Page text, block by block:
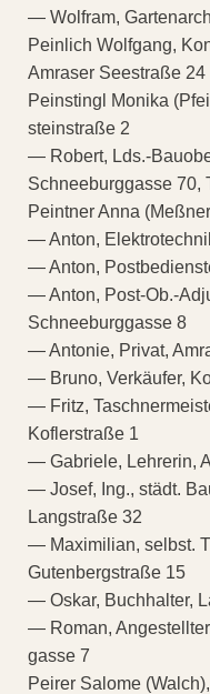
— Wolfram,
Peinlich Wolfgang,
Amraser Seestraße 24
Peinstingl Monika
steinstraße 2
— Robert, Lds.-
Schneeburggasse 70,
Peintner Anna
— Anton,
— Anton,
— Anton, Post-Ob.-
Schneeburggasse 8
— Antonie, Privat,
— Bruno, Verkäufer,
— Fritz,
Koflerstraße 1
— Gabriele, Lehrerin,
— Josef, Ing., städt.
Langstraße 32
— Maximilian, selbst.
Gutenbergstraße 15
— Oskar, Buchhalter,
— Roman,
gasse 7
Peirer Salome